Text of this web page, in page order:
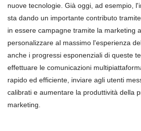
nuove tecnologie. Già oggi, ad esempio,
sta dando un importante contributo
in essere campagne tramite la marketing
personalizzare al massimo l'esperienza
anche i progressi esponenziali di queste
effettuare le comunicazioni
rapido ed efficiente, inviare agli utenti
calibrati e aumentare la produttività della
marketing.